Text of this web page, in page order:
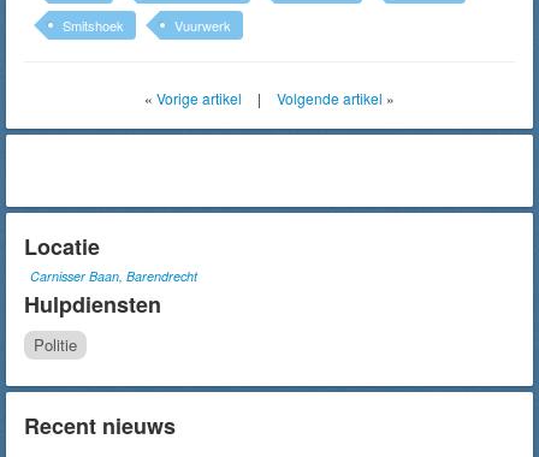
Smitshoek
Vuurwerk
« Vorige artikel | Volgende artikel »
Locatie
Carnisser Baan, Barendrecht
Hulpdiensten
Politie
Recent nieuws